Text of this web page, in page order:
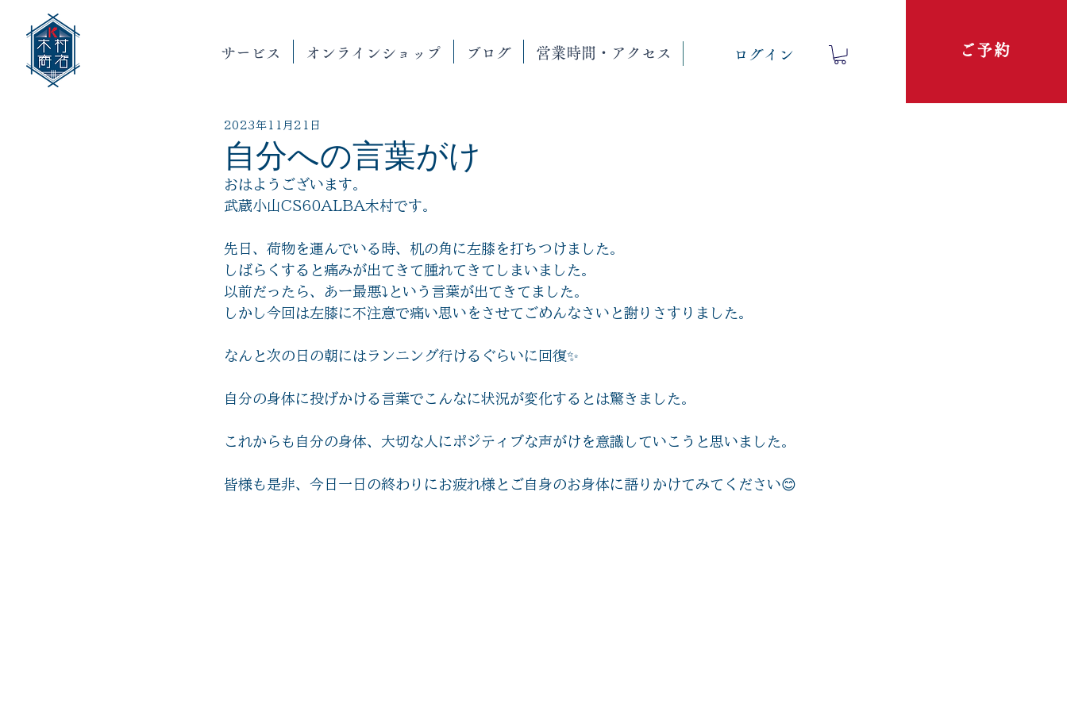
サービス オンラインショップ ブログ 営業時間・アクセス ログイン ご予約
自分への言葉がけ
2023年11月21日
おはようございます。
武蔵小山CS60ALBA木村です。
先日、荷物を運んでいる時、机の角に左膝を打ちつけました。
しばらくすると痛みが出てきて腫れてきてしまいました。
以前だったら、あー最悪⤵️という言葉が出てきてました。
しかし今回は左膝に不注意で痛い思いをさせてごめんなさいと謝りさすりました。
なんと次の日の朝にはランニング行けるぐらいに回復✨
自分の身体に投げかける言葉でこんなに状況が変化するとは驚きました。
これからも自分の身体、大切な人にポジティブな声がけを意識していこうと思いました。
皆様も是非、今日一日の終わりにお疲れ様とご自身のお身体に語りかけてみてください😊